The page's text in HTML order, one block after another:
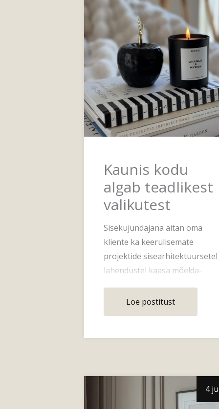
Kaunis kodu
algab teadlikest
valikutest
Sisekujundajana aitan oma
kliente ka keerulisemate
projektide sisearhitektuursetel
lahendustel kaasa mõelda-
valgustite paigutam
Loe postitust
4